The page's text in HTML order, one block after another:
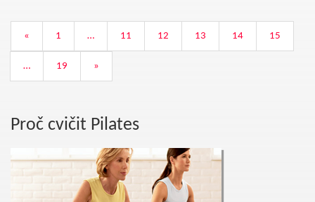
« 1 … 11 12 13 14 15
… 19 »
Proč cvičit Pilates